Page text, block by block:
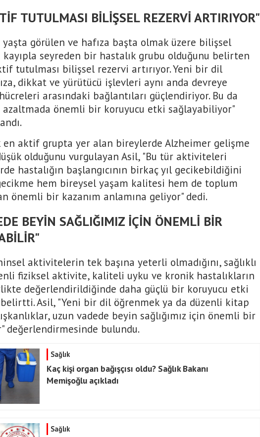
TUTULMASI BİLİŞSEL REZERVİ ARTIRIYOR"
yaşta görülen ve hafıza başta olmak üzere bilişsel
seyreden bir hastalık grubu olduğunu belirten
tutulması bilişsel rezervi artırıyor. Yeni bir dil
dikkat ve yürütücü işlevleri aynı anda devreye
arasındaki bağlantıları güçlendiriyor. Bu da
önemli bir koruyucu etki sağlayabiliyor"
aktif grupta yer alan bireylerde Alzheimer gelişme
olduğunu vurgulayan Asil, "Bu tür aktiviteleri
hastalığın başlangıcının birkaç yıl gecikebildiğini
hem bireysel yaşam kalitesi hem de toplum
önemli bir kazanım anlamına geliyor" dedi.
BEYİN SAĞLIĞIMIZ İÇİN ÖNEMLİ BİR
aktivitelerin tek başına yeterli olmadığını, sağlıklı
fiziksel aktivite, kaliteli uyku ve kronik hastalıkların
değerlendirildiğinde daha güçlü bir koruyucu etki
Asil, "Yeni bir dil öğrenmek ya da düzenli kitap
uzun vadede beyin sağlığımız için önemli bir
değerlendirmesinde bulundu.
Sağlık
Kaç kişi organ bağışçısı oldu? Sağlık Bakanı
Memişoğlu açıkladı
Sağlık